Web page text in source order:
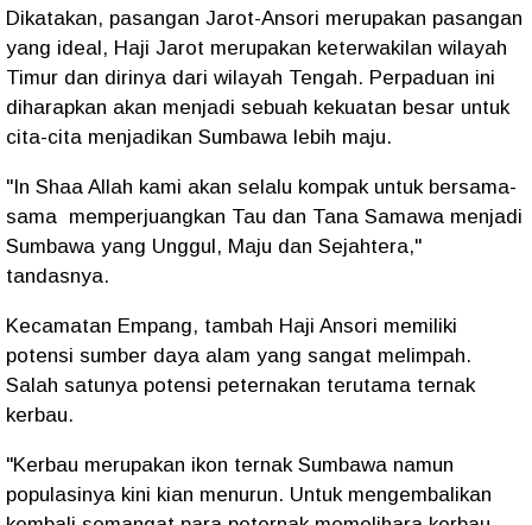
Dikatakan, pasangan Jarot-Ansori merupakan pasangan
yang ideal, Haji Jarot merupakan keterwakilan wilayah
Timur dan dirinya dari wilayah Tengah. Perpaduan ini
diharapkan akan menjadi sebuah kekuatan besar untuk
cita-cita menjadikan Sumbawa lebih maju.
"In Shaa Allah kami akan selalu kompak untuk bersama-
sama memperjuangkan Tau dan Tana Samawa menjadi
Sumbawa yang Unggul, Maju dan Sejahtera,"
tandasnya.
Kecamatan Empang, tambah Haji Ansori memiliki
potensi sumber daya alam yang sangat melimpah.
Salah satunya potensi peternakan terutama ternak
kerbau.
"Kerbau merupakan ikon ternak Sumbawa namun
populasinya kini kian menurun. Untuk mengembalikan